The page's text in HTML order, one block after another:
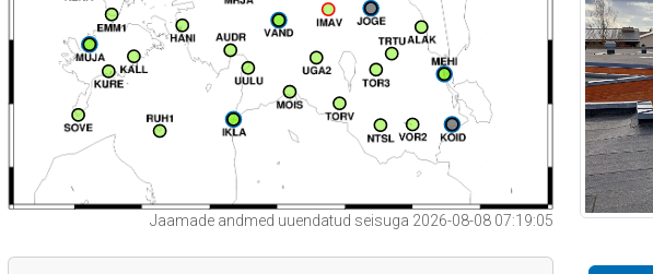
Jaamade andmed uuendatud seisuga 2026-08-08 07:19:05